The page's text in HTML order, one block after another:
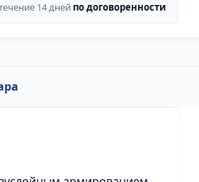
14 дней по договоренности